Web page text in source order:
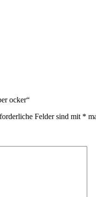
ocker“
Felder sind mit *